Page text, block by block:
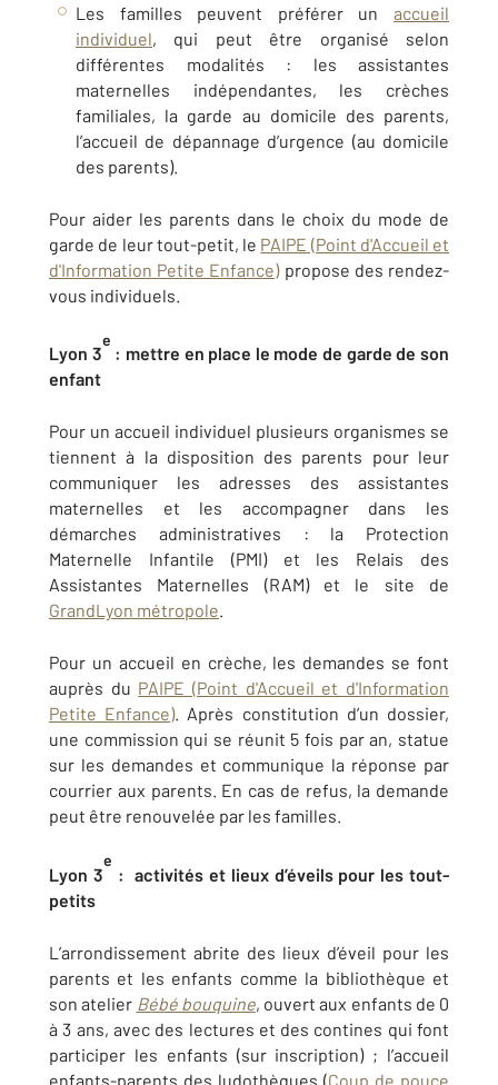
Les familles peuvent préférer un accueil
individuel, qui peut être organisé selon
différentes modalités : les assistantes
maternelles indépendantes, les crèches
familiales, la garde au domicile des parents,
l’accueil de dépannage d’urgence (au domicile
des parents).
Pour aider les parents dans le choix du mode de
garde de leur tout-petit, le PAIPE (Point d'Accueil et
d'Information Petite Enfance)propose des rendez-
vous individuels.
Lyon 3
e
: mettre en place le mode de garde de son
enfant
Pour un accueil individuel plusieurs organismes se
tiennent à la disposition des parents pour leur
communiquer les adresses des assistantes
maternelles et les accompagner dans les
démarches administratives : la Protection
Maternelle Infantile (PMI) et les Relais des
Assistantes Maternelles (RAM) et le site de
GrandLyon métropole.
Pour un accueil en crèche, les demandes se font
auprès du PAIPE (Point d'Accueil et d'Information
Petite Enfance). Après constitution d’un dossier,
une commission qui se réunit 5 fois par an, statue
sur les demandes et communique la réponse par
courrier aux parents. En cas de refus, la demande
peut être renouvelée par les familles.
Lyon 3
e
: activités et lieux d’éveils pour les tout-
petits
L’arrondissement abrite des lieux d’éveil pour les
parents et les enfants comme la bibliothèque et
son atelier Bébé bouquine, ouvert aux enfants de 0
à 3 ans, avec des lectures et des contines qui font
participer les enfants (sur inscription) ; l’accueil
enfants-parents des ludothèques (Coup de pouce